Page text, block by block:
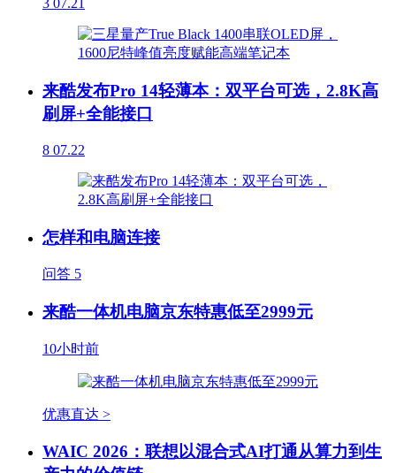
3 07.21
来酷发布Pro 14轻薄本：双平台可选，2.8K高
刷屏+全能接口
8 07.22
怎样和电脑连接
问答 5
来酷一体机电脑京东特惠低至2999元
10小时前
优惠直达 >
WAIC 2026：联想以混合式AI打通从算力到生